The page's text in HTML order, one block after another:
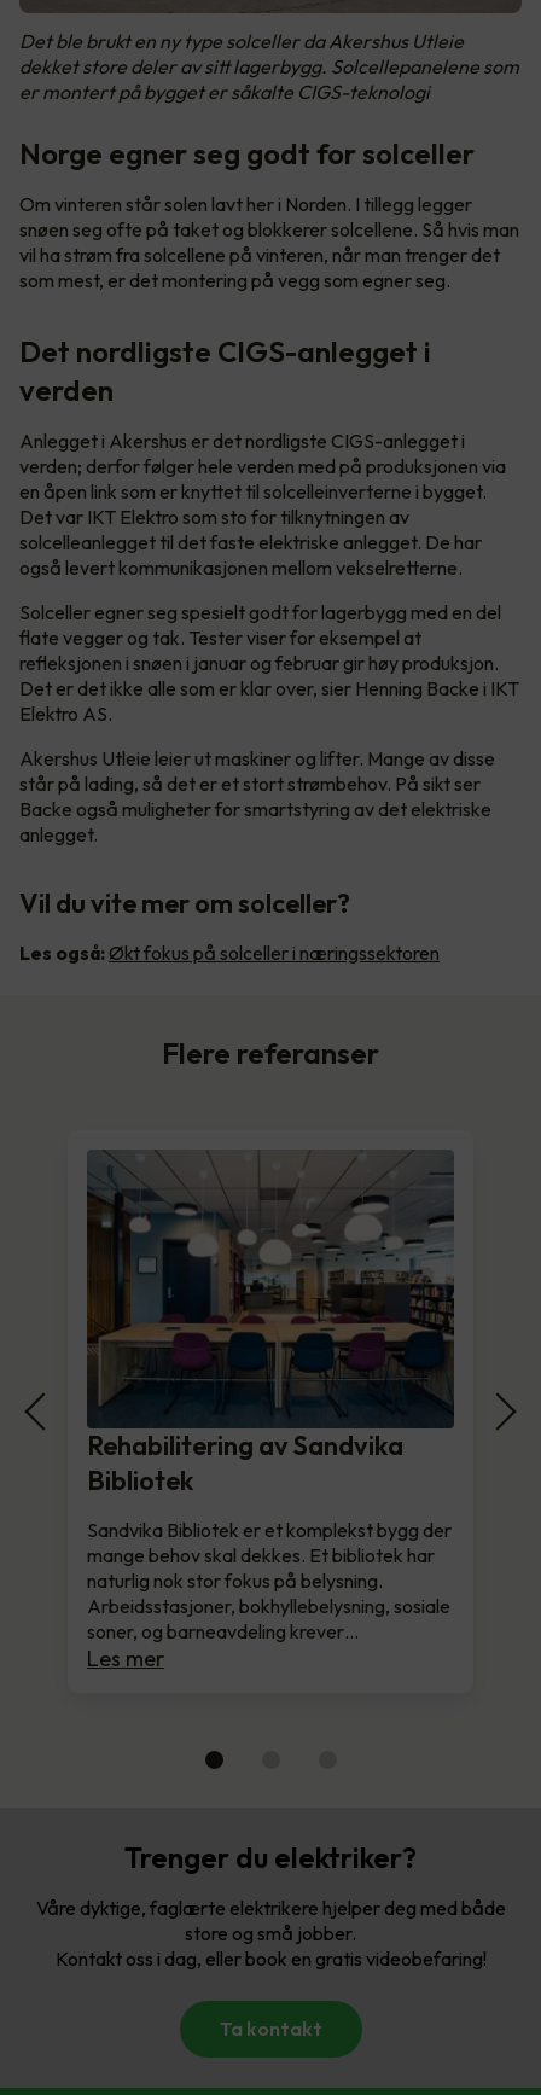
Det ble brukt en ny type solceller da Akershus Utleie
dekket store deler av sitt lagerbygg. Solcellepanelene som
er montert på bygget er såkalte CIGS-teknologi
Norge egner seg godt for solceller
Om vinteren står solen lavt her i Norden. I tillegg legger
snøen seg ofte på taket og blokkerer solcellene. Så hvis man
vil ha strøm fra solcellene på vinteren, når man trenger det
som mest, er det montering på vegg som egner seg.
Det nordligste CIGS-anlegget i
verden
Anlegget i Akershus er det nordligste CIGS-anlegget i
verden; derfor følger hele verden med på produksjonen via
en åpen link som er knyttet til solcelleinverterne i bygget.
Det var IKT Elektro som sto for tilknytningen av
solcelleanlegget til det faste elektriske anlegget. De har
også levert kommunikasjonen mellom vekselretterne.
Solceller egner seg spesielt godt for lagerbygg med en del
flate vegger og tak. Tester viser for eksempel at
refleksjonen i snøen i januar og februar gir høy produksjon.
Det er det ikke alle som er klar over, sier Henning Backe i IKT
Elektro AS.
Akershus Utleie leier ut maskiner og lifter. Mange av disse
står på lading, så det er et stort strømbehov. På sikt ser
Backe også muligheter for smartstyring av det elektriske
anlegget.
Vil du vite mer om solceller?
Les også: Økt fokus på solceller i næringssektoren
Flere referanser
Rehabilitering av Sandvika
Bibliotek
Sandvika Bibliotek er et komplekst bygg der
mange behov skal dekkes. Et bibliotek har
naturlig nok stor fokus på belysning.
Arbeidsstasjoner, bokhyllebelysning, sosiale
soner, og barneavdeling krever…
Les mer
Trenger du elektriker?
Våre dyktige, faglærte elektrikere hjelper deg med både
store og små jobber.
Kontakt oss i dag, eller book en gratis videobefaring!
Ta kontakt